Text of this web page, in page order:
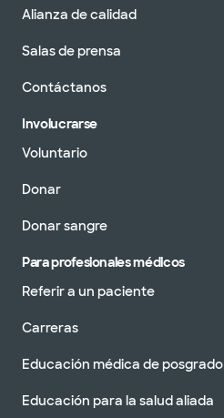
Alianza de calidad
Salas de prensa
Contáctanos
Involucrarse
Voluntario
Donar
Donar sangre
Para profesionales médicos
Referir a un paciente
Carreras
Educación médica de posgrado
Educación para la salud aliada